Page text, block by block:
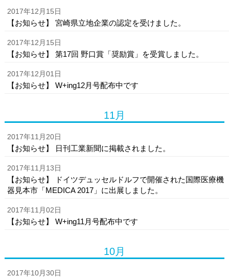
2017年12月15日
【お知らせ】 宮崎県立地企業の認定を受けました。
2017年12月15日
【お知らせ】 第17回 野口賞「奨励賞」を受賞しました。
2017年12月01日
【お知らせ】 W+ing12月号配布中です
11月
2017年11月20日
【お知らせ】 日刊工業新聞に掲載されました。
2017年11月13日
【お知らせ】 ドイツデュッセルドルフで開催された国際医療機
器見本市「MEDICA 2017」に出展しました。
2017年11月02日
【お知らせ】 W+ing11月号配布中です
10月
2017年10月30日